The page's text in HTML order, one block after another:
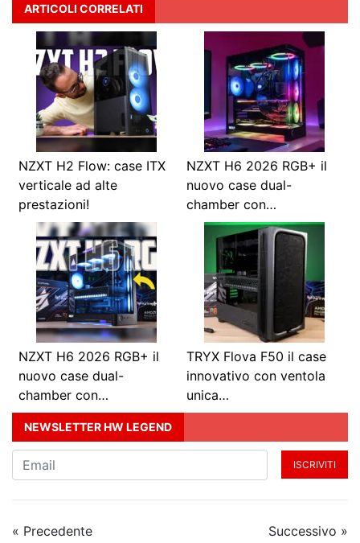
ARTICOLI CORRELATI
NZXT H2 Flow: case ITX
verticale ad alte
prestazioni!
NZXT H6 2026 RGB+ il
nuovo case dual-
chamber con…
NZXT H6 2026 RGB+ il
nuovo case dual-
chamber con…
TRYX Flova F50 il case
innovativo con ventola
unica…
NEWSLETTER HW LEGEND
ISCRIVITI
« Precedente Successivo »